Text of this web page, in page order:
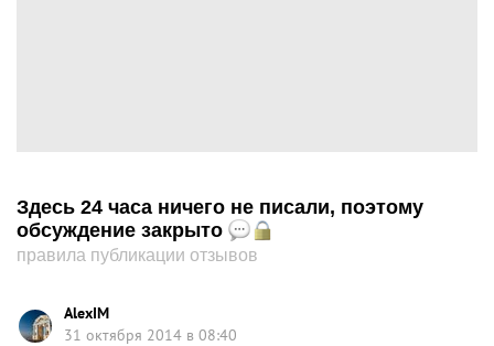
Здесь 24 часа ничего не писали, поэтому
обсуждение закрыто
правила публикации отзывов
AlexIM
31 октября 2014 в 08:40